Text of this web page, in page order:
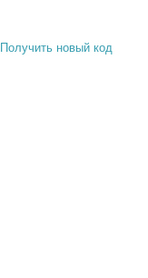
Получить новый код